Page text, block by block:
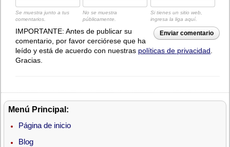
Se muestra junto a tus
comentarios.
No se muestra
públicamente.
Si tienes un sitio web,
ingresa la liga aquí.
Enviar comentario
IMPORTANTE: Antes de publicar su
comentario, por favor cerciórese que ha
leído y está de acuerdo con nuestras políticas de privacidad
Gracias.
Menú Principal:
Página de inicio
Blog